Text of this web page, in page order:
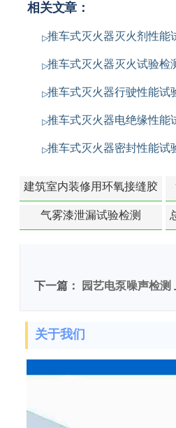
相关文章：
推车式灭火器灭火剂性能
推车式灭火器灭火试验检
推车式灭火器行驶性能试
推车式灭火器电绝缘性能
推车式灭火器密封性能试
建筑室内装修用环氧接缝胶
苯含量检测
气雾漆泄漏试验检测
下一篇： 园艺电泵噪声检测
关于我们